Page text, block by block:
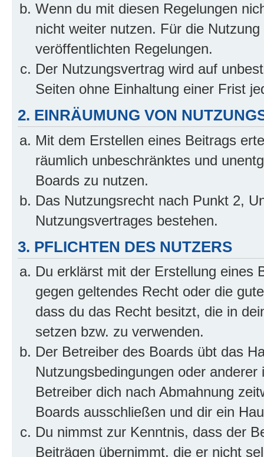
Wenn du mit diesen Regelungen
nicht weiter nutzen. Für die
veröffentlichten Regelungen.
Der Nutzungsvertrag wird auf
Seiten ohne Einhaltung einer Frist
2. EINRÄUMUNG VON
Mit dem Erstellen eines Beitrags
räumlich unbeschränktes und
Boards zu nutzen.
Das Nutzungsrecht nach Punkt 2,
Nutzungsvertrages bestehen.
3. PFLICHTEN DES NUTZERS
Du erklärst mit der Erstellung eines
gegen geltendes Recht oder die
dass du das Recht besitzt, die in
setzen bzw. zu verwenden.
Der Betreiber des Boards übt das
Nutzungsbedingungen oder
Betreiber dich nach Abmahnung
Boards ausschließen und dir ein
Du nimmst zur Kenntnis, dass der
Beiträgen übernimmt, die er nicht